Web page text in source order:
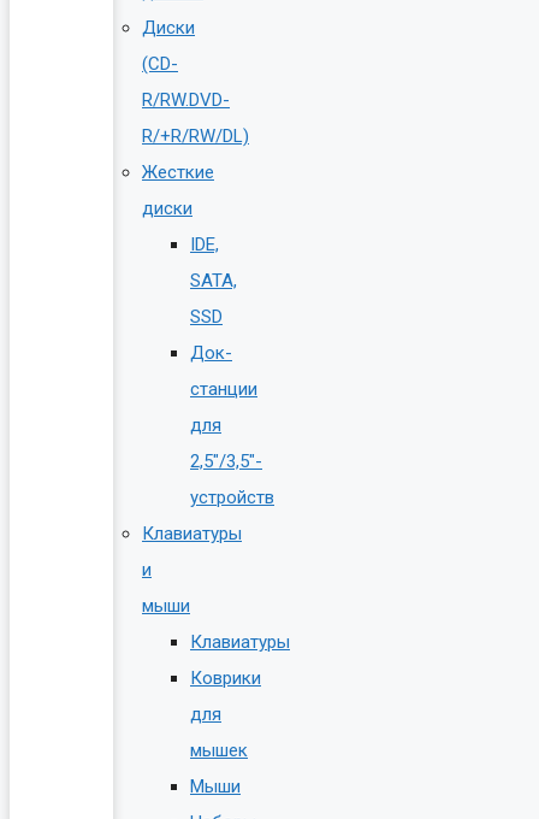
Диски
(CD-
R/RW.DVD-
R/+R/RW/DL)
Жесткие
диски
IDE,
SATA,
SSD
Док-
станции
для
2,5″/3,5″-
устройств
Клавиатуры
и
мыши
Клавиатуры
Коврики
для
мышек
Мыши